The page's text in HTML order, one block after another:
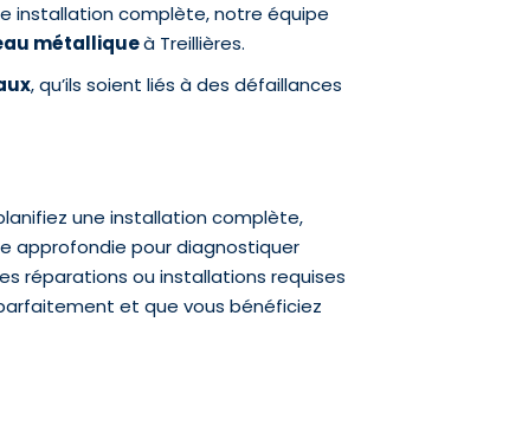
installation complète, notre équipe
métalliqueà Treillières.
, qu’ils soient liés à des défaillances
une installation complète,
approfondie pour diagnostiquer
réparations ou installations requises
et que vous bénéficiez